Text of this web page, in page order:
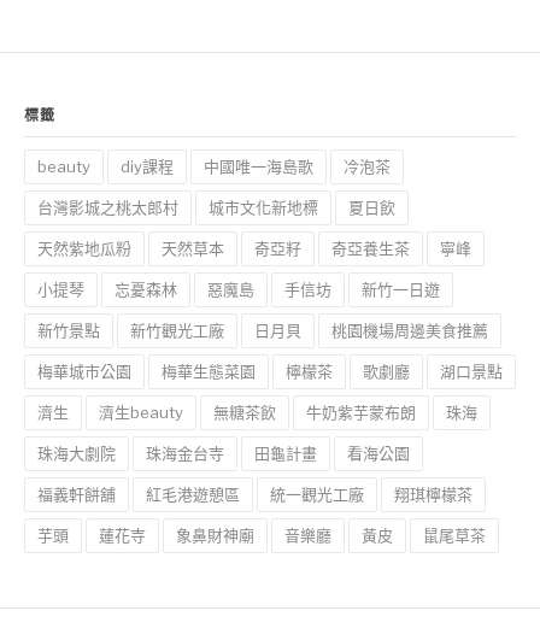
標籤
beauty diy課程 中國唯一海島歌 冷泡茶
台灣影城之桃太郎村 城市文化新地標 夏日飲
天然紫地瓜粉 天然草本 奇亞籽 奇亞養生茶 寧峰
小提琴 忘憂森林 惡魔島 手信坊 新竹一日遊
新竹景點 新竹觀光工廠 日月貝 桃園機場周邊美食推薦
梅華城市公園 梅華生態菜園 檸檬茶 歌劇廳 湖口景點
濟生 濟生beauty 無糖茶飲 牛奶紫芋蒙布朗 珠海
珠海大劇院 珠海金台寺 田龜計畫 看海公園
福義軒餅舖 紅毛港遊憩區 統一觀光工廠 翔琪檸檬茶
芋頭 蓮花寺 象鼻財神廟 音樂廳 黃皮 鼠尾草茶